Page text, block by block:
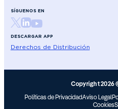
SÍGUENOS EN
DESCARGAR APP
Derechos de Distribución
Copyright 2026
Políticas de PrivacidadAviso Legal
Cookies